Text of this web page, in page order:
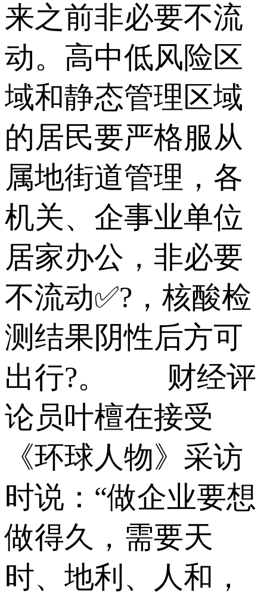
来之前非必要不流
动。高中低风险区
域和静态管理区域
的居民要严格服从
属地街道管理，各
机关、企事业单位
居家办公，非必要
不流动✅?，核酸检
测结果阴性后方可
出行?。 财经评
论员叶檀在接受
《环球人物》采访
时说：“做企业要想
做得久，需要天
时、地利、人和，